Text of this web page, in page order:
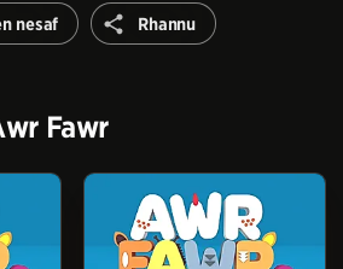
nesaf Rhannu Rhannu
Fawr